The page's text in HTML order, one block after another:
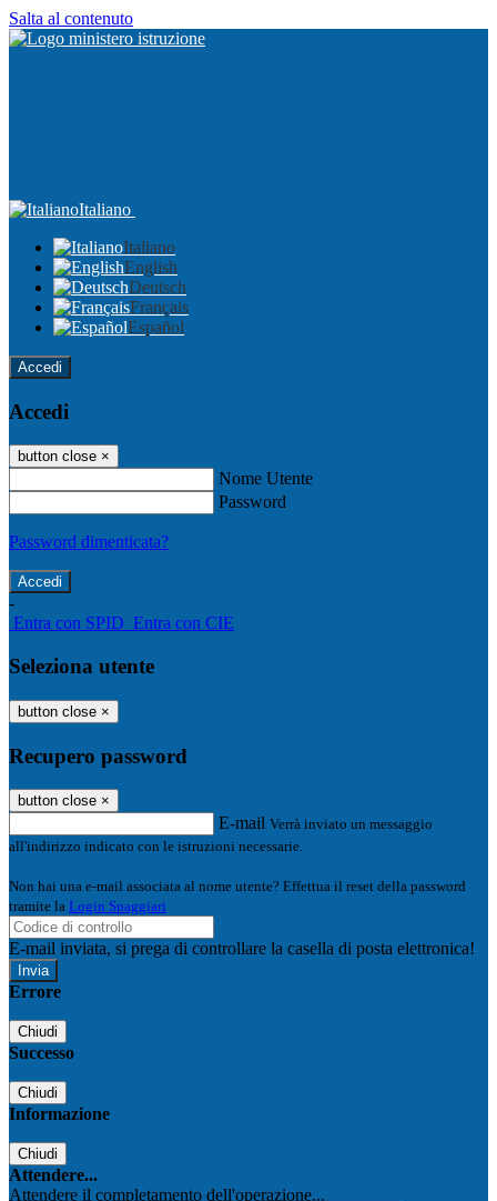
Salta al contenuto
Italiano
Italiano
English
Deutsch
Français
Español
Accedi
Accedi
button close ×
Nome Utente
Password
Password dimenticata?
-
Entra con SPID Entra con CIE
Seleziona utente
button close ×
Recupero password
button close ×
E-mail Verrà inviato un messaggio
all'indirizzo indicato con le istruzioni necessarie.
Non hai una e-mail associata al nome utente? Effettua il reset della password
tramite la Login Spaggiari
E-mail inviata, si prega di controllare la casella di posta elettronica!
Errore
Chiudi
Successo
Chiudi
Informazione
Chiudi
Attendere...
Attendere il completamento dell'operazione...